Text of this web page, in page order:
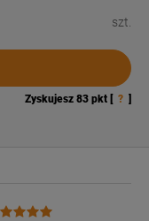
szt.
Zyskujesz 83 pkt [ ? ]